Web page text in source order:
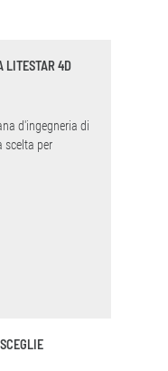
LITESTAR 4D
d'ingegneria di
scelta per